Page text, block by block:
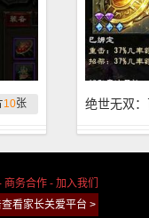
10张
商务合作 - 加入我们
查看家长关爱平台 >